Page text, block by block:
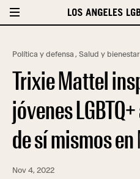
Política y defensa , Salud y bienestar
Trixie Mattel
jóvenes
de sí mismos
Nov 4, 2022